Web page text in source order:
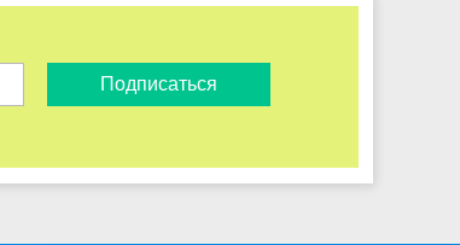
Подписаться